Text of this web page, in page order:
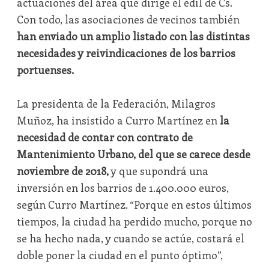
Con todo, las asociaciones de vecinos también
han enviado un amplio listado con las distintas
necesidades y reivindicaciones de los barrios
portuenses.
La presidenta de la Federación, Milagros
Muñoz, ha insistido a Curro Martínez en la
necesidad de contar con contrato de
Mantenimiento Urbano, del que se carece desde
noviembre de 2018,y que supondrá una
inversión en los barrios de 1.400.000 euros,
según Curro Martínez. “Porque en estos últimos
tiempos, la ciudad ha perdido mucho, porque no
se ha hecho nada, y cuando se actúe, costará el
doble poner la ciudad en el punto óptimo”,